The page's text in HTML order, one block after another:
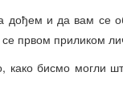
дођем и да вам се
првом приликом
како бисмо могли